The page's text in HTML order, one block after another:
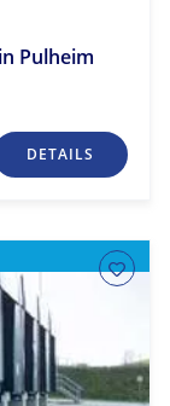
Pulheim
DETAILS